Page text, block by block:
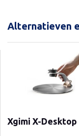
Alternatieven
Xgimi X-Desktop